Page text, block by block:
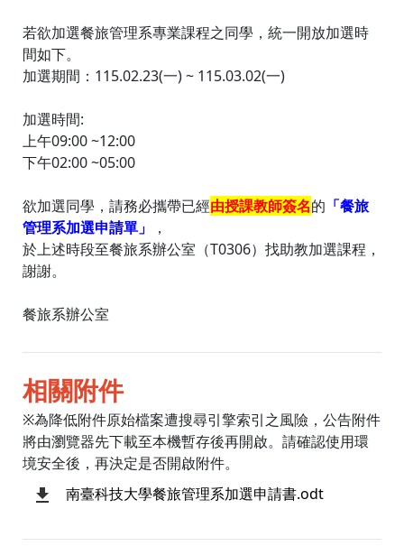
若欲加選餐旅管理系專業課程之同學，統一開放加選時
間如下。
加選期間：115.02.23(一) ~ 115.03.02(一)
加選時間:
上午09:00 ~12:00
下午02:00 ~05:00
欲加選同學，請務必攜帶已經由授課教師簽名的 「餐旅
管理系加選申請單」
，
於上述時段至餐旅系辦公室（T0306）找助教加選課程，
謝謝。
餐旅系辦公室
相關附件
※為降低附件原始檔案遭搜尋引擎索引之風險，公告附件
將由瀏覽器先下載至本機暫存後再開啟。請確認使用環
境安全後，再決定是否開啟附件。
南臺科技大學餐旅管理系加選申請書.odt